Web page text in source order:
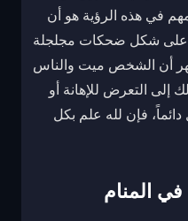
في هذه الرؤية هو أن
شكل ضحكات مجلجلة
أن الشخص ميت والناس
التعرض للإهانة أو
فإن لله علم بكل
المنام